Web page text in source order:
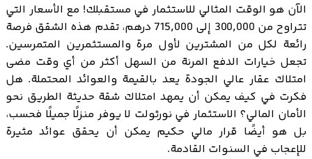
الآن هو الوقت المثالي للاستثمار في مستقبلك! مع الأسعار التي
تتراوح من 300,000 إلى 715,000 درهم، تقدم هذه الشقق فرصة
رائعة لكل من المشترين لأول مرة والمستثمرين المتمرسين.
تجعل خيارات الدفع المرنة من السهل أكثر من أي وقت مضى
امتلاك عقار عالي الجودة يعد بالقيمة والعوائد المحتملة. هل
فكرت في كيف يمكن أن يمهد امتلاك شقة حديثة الطريق نحو
الأمان المالي؟ الاستثمار في نورثولت لا يوفر منزلًا جميلًا فحسب،
بل هو أيضًا قرار مالي حكيم يمكن أن يحقق عوائد مثيرة
للإعجاب في السنوات القادمة.